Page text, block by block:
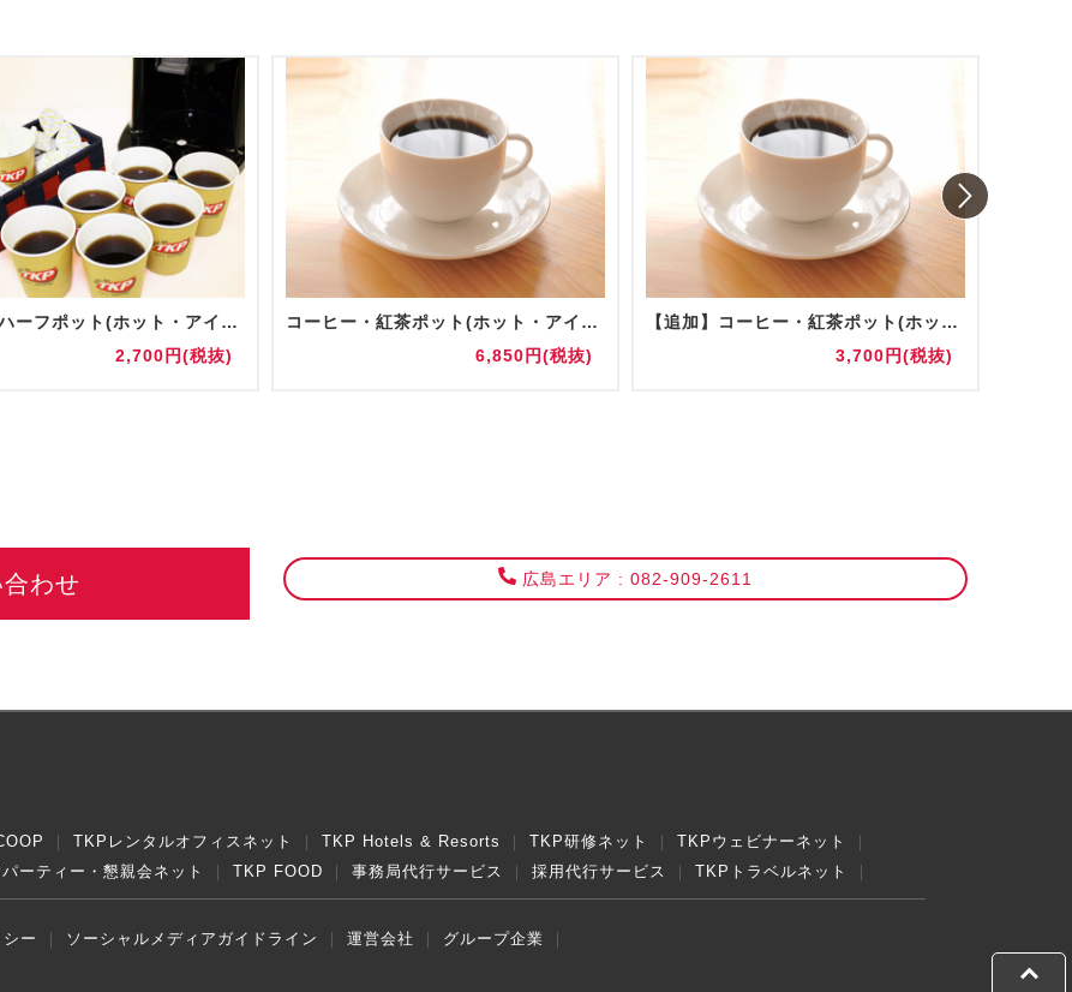
【追加】ハーフポット(ホット・アイス)
2,700円(税抜)
コーヒー・紅茶ポット(ホット・アイス) 陶器/グラス提供
6,850円(税抜)
【追加】コーヒー・紅茶ポット(ホット・アイス) 陶器/グラス提供
3,700円(税抜)
わせ 広島エリア : 082-909-2611
TKPレンタルオフィスネット TKP Hotels & Resorts TKP研修ネット
TKPウェビナーネット
ーティー・懇親会ネット TKP FOOD 事務局代行サービス 採用代行サービス TKPトラベルネット
ー ソーシャルメディアガイドライン 運営会社 グループ企業